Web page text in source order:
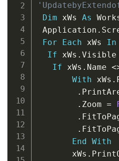
Dim xWs As
Application .
For
Each xWs In
If xWs . Visible
If xWs . Name <
With xWs .
.
. Zoom =
.
.
End
With
       xWs
.